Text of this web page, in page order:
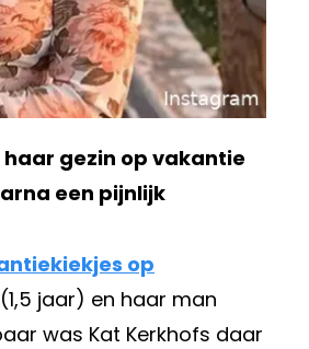
gezin op vakantie
een pijnlijk
op
jaar) en haar man
was Kat Kerkhofs daar